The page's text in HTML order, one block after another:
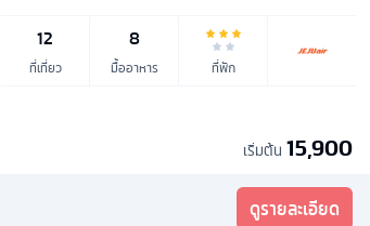
12
ที่เที่ยว
8
มื้ออาหาร ที่พัก
เริ่มต้น 15,900
ดูรายละเอียด